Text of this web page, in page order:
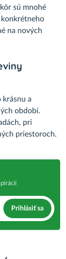
sú mnohé
konkrétneho
na nových
krásnu a
období.
pri
priestoroch.
Prihlásiť sa